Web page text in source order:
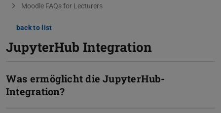
Moodle FAQs for Lecturers
back to list
JupyterHub Integration
Was ermöglicht die JupyterHub-
Integration?